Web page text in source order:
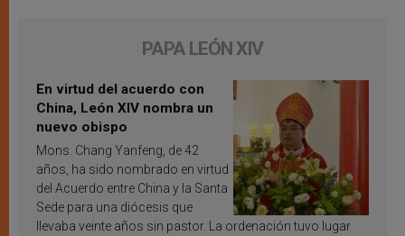
PAPA LEÓN XIV
En virtud del acuerdo con
China, León XIV nombra un
nuevo obispo
Mons. Chang Yanfeng, de 42
años, ha sido nombrado en virtud
del Acuerdo entre China y la Santa
Sede para una diócesis que
llevaba veinte años sin pastor. La ordenación tuvo lugar